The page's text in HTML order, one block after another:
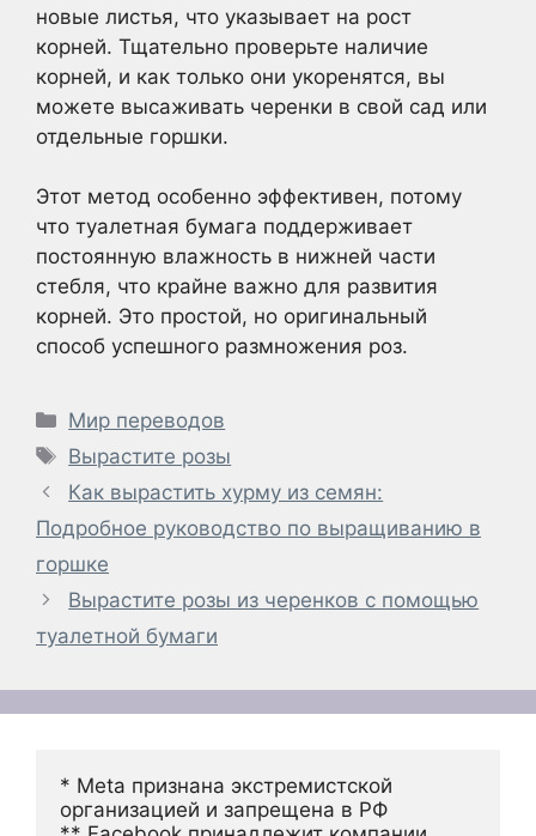
новые листья, что указывает на рост
корней. Тщательно проверьте наличие
корней, и как только они укоренятся, вы
можете высаживать черенки в свой сад или
отдельные горшки.
Этот метод особенно эффективен, потому
что туалетная бумага поддерживает
постоянную влажность в нижней части
стебля, что крайне важно для развития
корней. Это простой, но оригинальный
способ успешного размножения роз.
Рубрики
Мир переводов
Метки
Вырастите розы
Как вырастить хурму из семян:
Подробное руководство по выращиванию в
горшке
Вырастите розы из черенков с помощью
туалетной бумаги
* Meta признана экстремистской
организацией и запрещена в РФ